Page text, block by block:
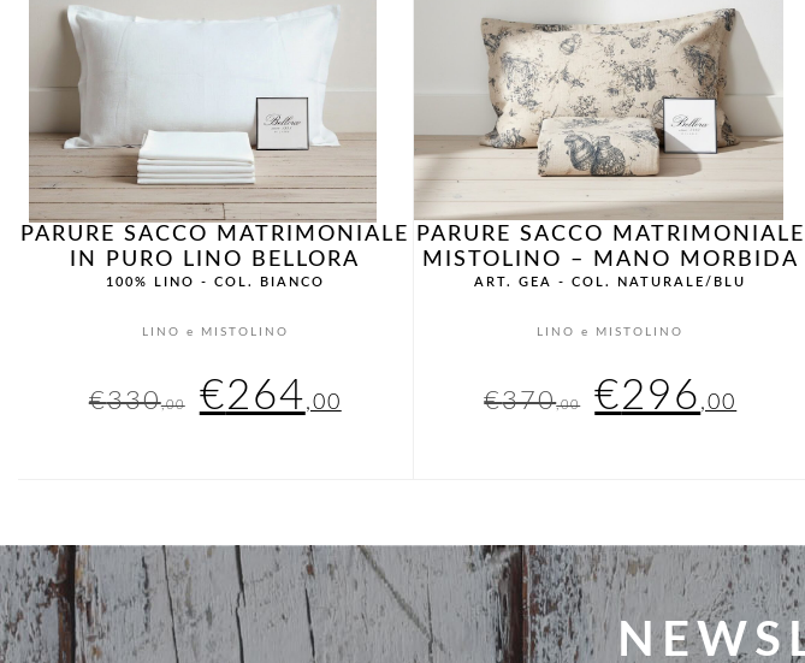
€155,00.€124,00.
€385,00.
PARURE SACCO MATRIMONIALE
IN PURO LINO BELLORA
100% LINO - COL. BIANCO
LINO e MISTOLINO
€330,00
Il
era:
€330,00.
€264,00
è:
€264,00.
PARURE SACCO MATRIMONIALE
MISTOLINO – MANO MORBIDA
ART. GEA - COL. NATURALE/BLU
LINO e MISTOLINO
€370,00
Il
era:
€370,00.
€296 ,00
è: